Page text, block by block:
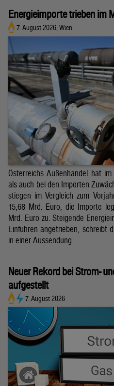
Energieimporte trieben im
7. August 2026, Wien
Österreichs Außenhandel hat
als auch bei den Importen
stiegen im Vergleich zum
15,68 Mrd. Euro, die Importe
Mrd. Euro zu. Steigende
Einfuhren angetrieben, schreibt
in einer Aussendung.
Neuer Rekord bei Strom-
aufgestellt
7. August 2026